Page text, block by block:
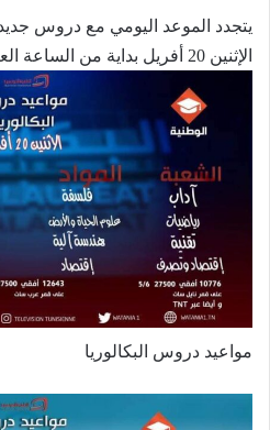
يتجدد الموعد اليومي مع دروس
الإثنين 20 أفريل بداية من الساعة العاشرة صباحا
مواعيد دروس البكالوريا